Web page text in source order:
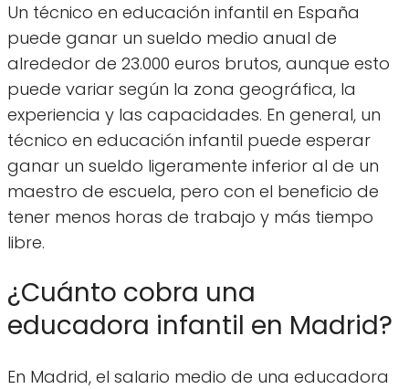
Un técnico en educación infantil en España
puede ganar un sueldo medio anual de
alrededor de 23.000 euros brutos, aunque esto
puede variar según la zona geográfica, la
experiencia y las capacidades. En general, un
técnico en educación infantil puede esperar
ganar un sueldo ligeramente inferior al de un
maestro de escuela, pero con el beneficio de
tener menos horas de trabajo y más tiempo
libre.
¿Cuánto cobra una
educadora infantil en Madrid?
En Madrid, el salario medio de una educadora